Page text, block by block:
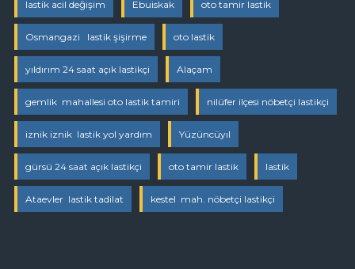
lastik acil değişim Ebuiskak oto tamir lastik
Osmangazi lastik şişirme oto lastik
yıldırım 24 saat açık lastikçi Alaçam
gemlik mahallesi oto lastik tamiri nilüfer ilçesi nöbetçi lastikçi
iznik iznik lastik yol yardım Yüzüncüyıl
gürsü 24 saat açık lastikçi oto tamir lastik lastik
Ataevler lastik tadilat kestel mah. nöbetçi lastikçi